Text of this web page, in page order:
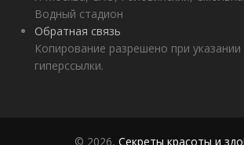
Водный стадион
Обратная связь
Копирование разрешено при
гиперссылки.
© 2026, Секреты красоты и